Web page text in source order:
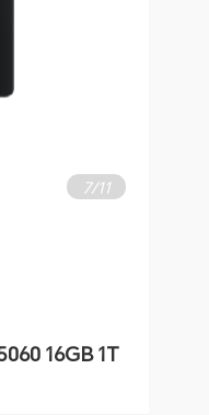
7/11
16GB 1T